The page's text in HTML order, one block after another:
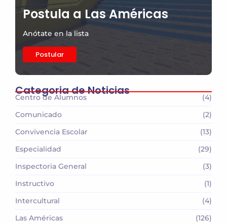
Postula a Las Américas
Anótate en la lista
Postular
Categoria de Noticias
Centro de Alumnos
(4)
Comunicado
(2)
Convivencia Escolar
(13)
Especialidad
(29)
Inspectoria General
(3)
Instructivo
(1)
Intercultural
(4)
Las Américas
(126)